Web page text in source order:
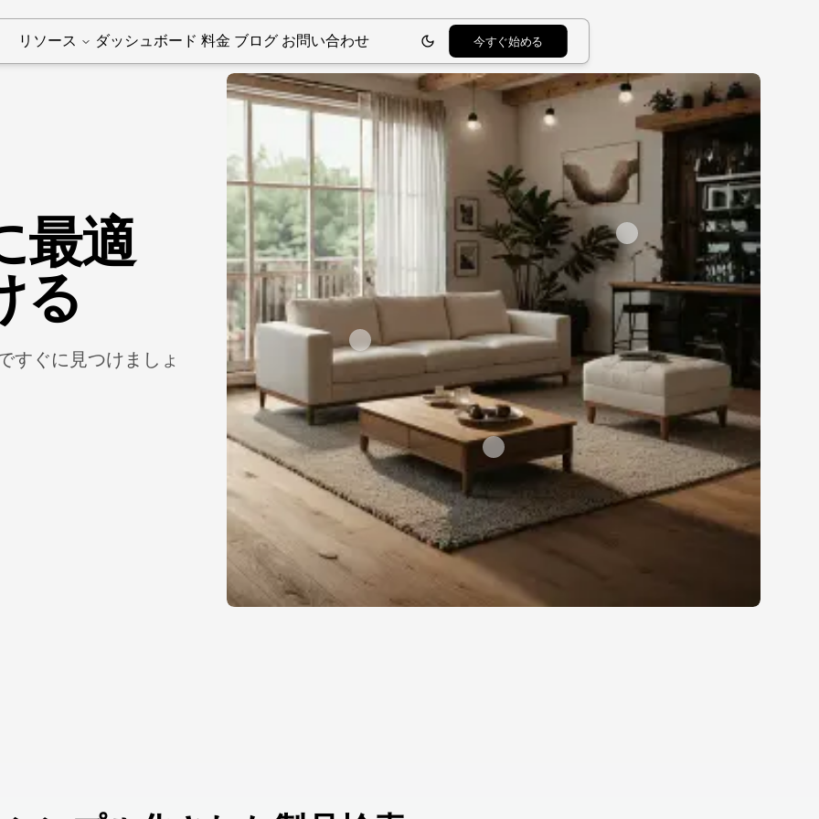
リソース ダッシュボード 料金 ブログ お問い合わせ 今すぐ始める
最適
る
すぐに見つけましょ